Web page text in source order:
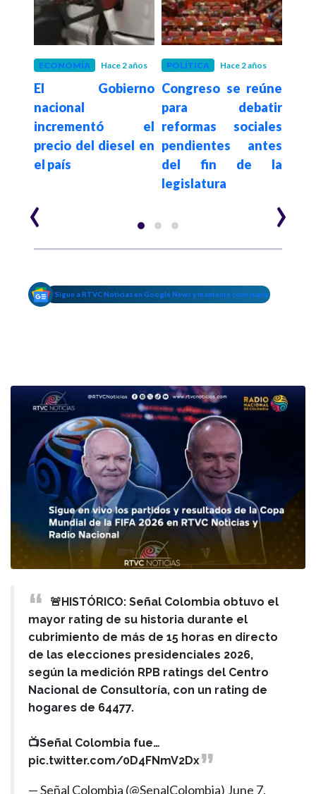
ECONOMÍA Hace 2 años
El Gobierno
nacional
incrementó el
precio del diesel en
el país
POLÍTICA Hace 2 años
Congreso se reúne
para debatir
reformas sociales
pendientes antes
del fin de la
legislatura
‹ ›
Sigue a RTVC Noticias en Google News y mantente conectado
🚨HISTÓRICO: Señal Colombia obtuvo el
mayor rating de su historia durante el
cubrimiento de más de 15 horas en directo
de las elecciones presidenciales 2026,
según la medición RPB ratings del Centro
Nacional de Consultoría, con un rating de
hogares de 64477.
📺Señal Colombia fue…
pic.twitter.com/0D4FNmV2Dx
— Señal Colombia (@SenalColombia) June 7,